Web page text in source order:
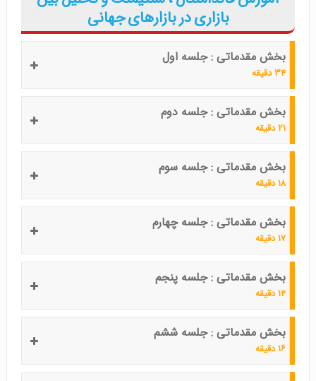
بازاری در بازارهای جهانی
بخش مقدماتی : جلسه اول
۳۴ دقیقه
بخش مقدماتی : جلسه دوم
۲۱ دقیقه
بخش مقدماتی : جلسه سوم
۱۸ دقیقه
بخش مقدماتی : جلسه چهارم
۱۷ دقیقه
بخش مقدماتی : جلسه پنجم
۱۴ دقیقه
بخش مقدماتی : جلسه ششم
۱۶ دقیقه